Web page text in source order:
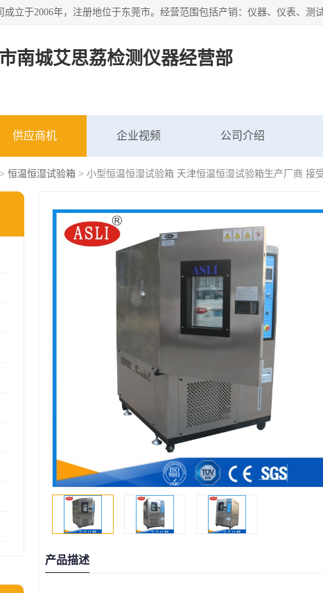
南城艾思荔检测仪器经营部
供应商机 企业视频 公司介绍
> 恒温恒湿试验箱 > 小型恒温恒湿试验箱 天津恒温恒湿试验箱生产厂商 接
产品描述